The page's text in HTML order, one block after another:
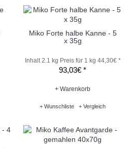
Miko Forte halbe Kanne - 5
x 35g
Inhalt 2.1 kg Preis für 1 kg 44,30€ *
93,03€ *
+ Warenkorb
+ Wunschliste + Vergleich